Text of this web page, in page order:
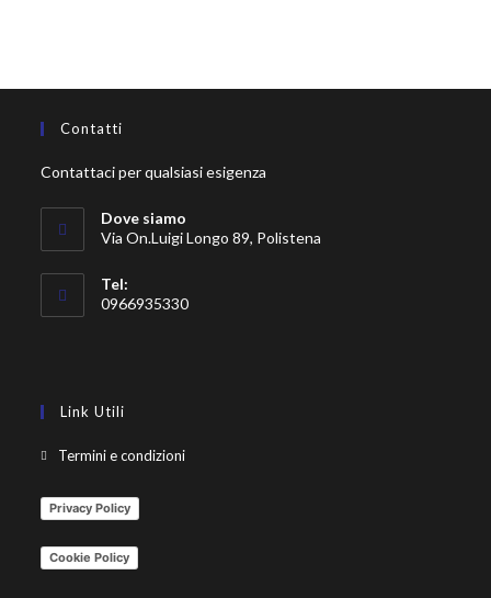
Contatti
Contattaci per qualsiasi esigenza
Dove siamo
Via On.Luigi Longo 89, Polistena
Tel:
0966935330
Link Utili
Termini e condizioni
Privacy Policy
Cookie Policy